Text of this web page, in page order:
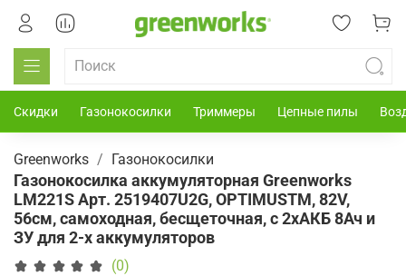
Скидки Газонокосилки Триммеры Цепные пилы
Greenworks Газонокосилки
Газонокосилка аккумуляторная Greenworks
LM221S Арт. 2519407U2G, OPTIMUSTM, 82V,
56см, самоходная, бесщеточная, с 2хАКБ 8Ач и
ЗУ для 2-х аккумуляторов
(0)